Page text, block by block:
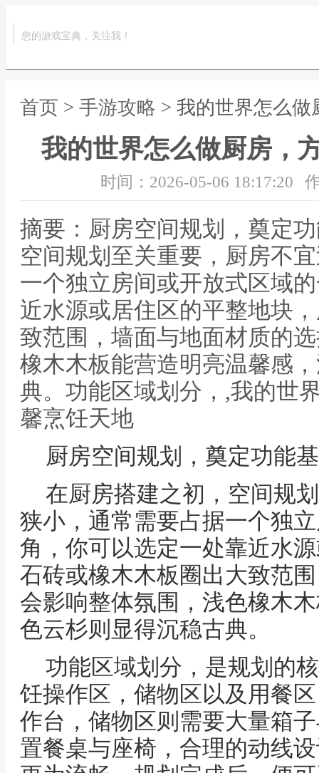
您的游戏宝典，关注我！
首页 > 手游攻略 > 我的世界怎么
我的世界怎么做厨房，
时间：2026-05-06 18:17:20
摘要：厨房空间规划，奠定
空间规划至关重要，厨房不
一个独立房间或开放式区域
近水源或居住区的平整地块
致范围，墙面与地面材质的
橡木木板能营造明亮温馨感
典。功能区域划分，,我的世
馨烹饪天地
厨房空间规划，奠定功能
在厨房搭建之初，空间规
狭小，通常需要占据一个独
角，你可以选定一处靠近水
石砖或橡木木板圈出大致范
会影响整体氛围，浅色橡木
色云杉则显得沉稳古典。
功能区域划分，是规划的
饪操作区，储物区以及用餐
作台，储物区则需要大量箱
置餐桌与座椅，合理的动线